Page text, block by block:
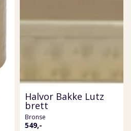
Halvor Bakke Lutz
brett
Bronse
549,-